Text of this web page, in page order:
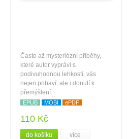
Často až mysteriózní příběhy,
které autor vypráví s
podivuhodnou lehkostí, vás
nejen pobaví, ale i donutí k
přemýšlení.
EPUB MOBI ePDF
110 Kč
do košíku více